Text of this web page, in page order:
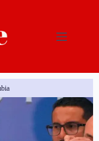
vinculan a jalapeños de Sinaloa